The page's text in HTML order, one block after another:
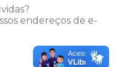
endereços de e-